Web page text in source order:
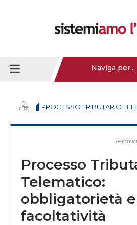
Naviga per...
PROCESSO TRIBUTARIO
Processo
Telematico:
obbligatorietà e
facoltatività